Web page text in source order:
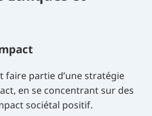
faire partie d’une stratégie
en se concentrant sur des
sociétal positif.